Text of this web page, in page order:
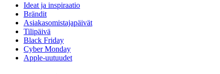
Ideat ja inspiraatio
Brändit
Asiakasomistajapäivät
Tilipäivä
Black Friday
Cyber Monday
Apple-uutuudet